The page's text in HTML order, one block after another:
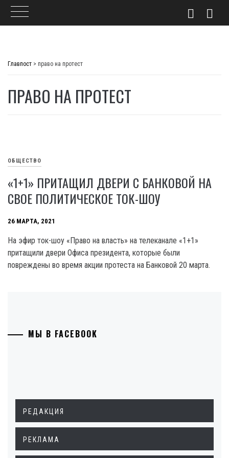
Главпост > право на протест
ПРАВО НА ПРОТЕСТ
ОБЩЕСТВО
«1+1» ПРИТАЩИЛ ДВЕРИ С БАНКОВОЙ НА
СВОЕ ПОЛИТИЧЕСКОЕ ТОК-ШОУ
26 МАРТА, 2021
На эфир ток-шоу «Право на власть» на телеканале «1+1»
притащили двери Офиса президента, которые были
повреждены во время акции протеста на Банковой 20 марта.
МЫ В FACEBOOK
РЕДАКЦИЯ
РЕКЛАМА